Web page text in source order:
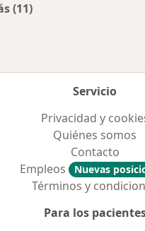
(11)
Servicio
Privacidad y
Quiénes somos
Contacto
Empleos
Nuevas
Términos y
Para los